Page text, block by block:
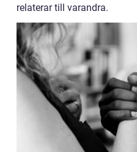
relaterar till varandra.